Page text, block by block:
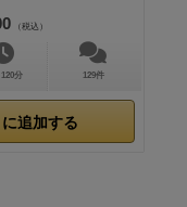
（税込）
分 129件
追加する